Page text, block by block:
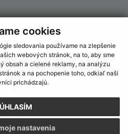
cookies
sledovania používame na zlepšenie
webových stránok, na to, aby sme
obsah a cielené reklamy, na analýzu
a na pochopenie toho, odkiaľ naši
prichádzajú.
nastavenia